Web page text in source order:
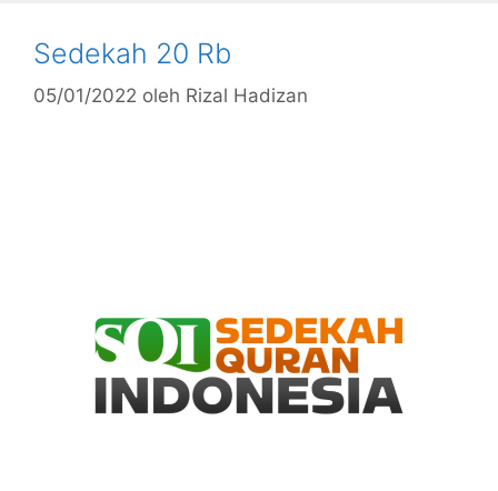
Sedekah 20 Rb
05/01/2022 oleh Rizal Hadizan